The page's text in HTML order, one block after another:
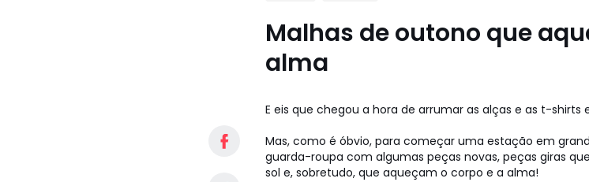
Malhas de outono que
alma
E eis que chegou a hora de arrumar as alças e as t-shirts
Mas, como é óbvio, para começar uma estação em
guarda-roupa com algumas peças novas, peças giras
sol e, sobretudo, que aqueçam o corpo e a alma!